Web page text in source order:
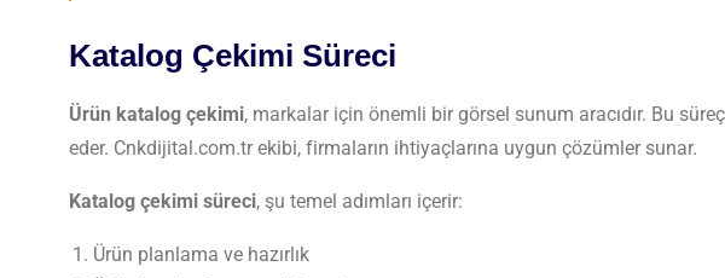
Katalog Çekimi Süreci
Ürün katalog çekimi, markalar için önemli bir görsel sunum aracıdır. Bu
eder. Cnkdijital.com.tr ekibi, firmaların ihtiyaçlarına uygun çözümler sunar.
Katalog çekimi süreci, şu temel adımları içerir:
Ürün planlama ve hazırlık